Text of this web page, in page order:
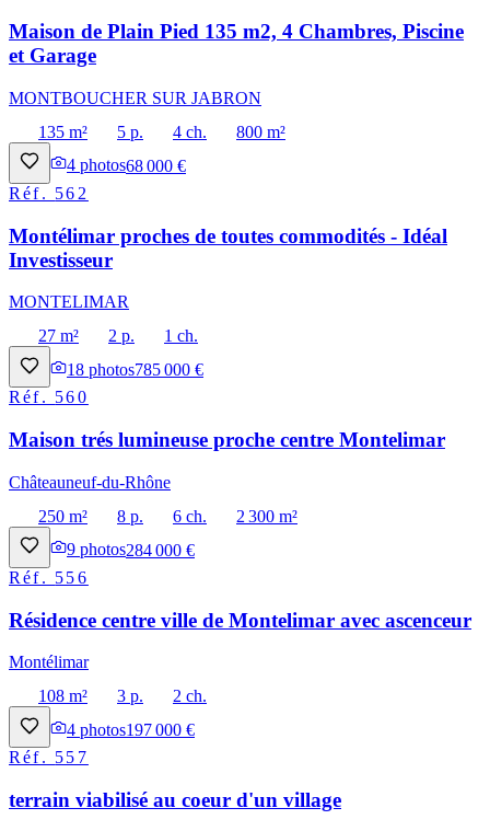
Maison de Plain Pied 135 m2, 4 Chambres, Piscine
et Garage
MONTBOUCHER SUR JABRON
135 m²
5 p. 4 ch.
800 m²
4 photos68 000 €
Réf. 562
Montélimar proches de toutes commodités - Idéal
Investisseur
MONTELIMAR
27 m²
2 p.
1 ch.
18 photos785 000 €
Réf. 560
Maison trés lumineuse proche centre Montelimar
Châteauneuf-du-Rhône
250 m²
8 p. 6 ch.
2 300 m²
9 photos284 000 €
Réf. 556
Résidence centre ville de Montelimar avec ascenceur
Montélimar
108 m²
3 p.
2 ch.
4 photos197 000 €
Réf. 557
terrain viabilisé au coeur d'un village